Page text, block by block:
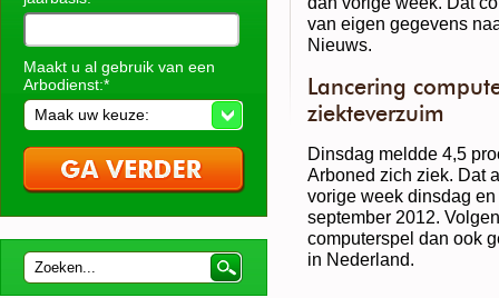
van eigen gegevens
Nieuws.
Lancering
ziekteverzuim
Dinsdag meldde 4,5
Arboned zich ziek. Dat
vorige week dinsdag
september 2012.
computerspel dan ook
in Nederland.
Maakt u al gebruik van een
Arbodienst:*
Maak uw keuze: